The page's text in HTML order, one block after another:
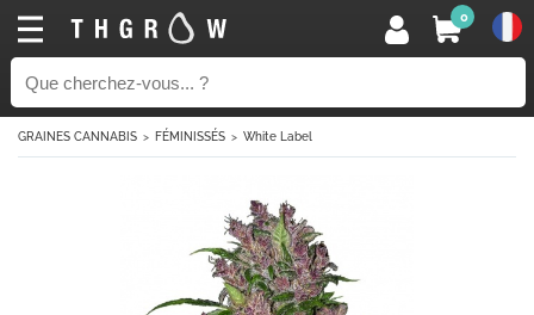
0
GRAINES CANNABIS FÉMINISSÉS White Label